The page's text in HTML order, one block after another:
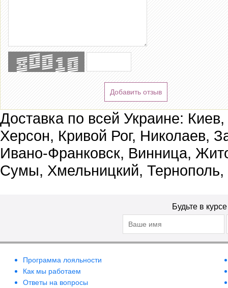
Добавить отзыв
Доставка по всей Украине:
Херсон, Кривой Рог, Николаев,
Ивано-Франковск, Винница,
Сумы, Хмельницкий, Тернополь,
Будьте в
Программа лояльности
Как мы работаем
Ответы на вопросы